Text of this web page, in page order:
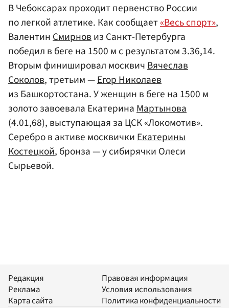
В Чебоксарах проходит первенство России
по легкой атлетике. Как сообщает«Весь спорт»,
ВалентинСмирновиз Санкт-Петербурга
победил в беге на 1500 м с результатом 3.36,14.
Вторым финишировал москвичВячеслав
Соколов, третьим —Егор Николаев
из Башкортостана. У женщин в беге на 1500 м
золото завоевала ЕкатеринаМартынова
(4.01,68), выступающая за ЦСК «Локомотив».
Серебро в активе москвичкиЕкатерины
Костецкой, бронза — у сибирячки Олеси
Сырьевой.
Редакция
Реклама
Карта сайта
Правовая информация
Условия использования
Политика конфиденциальности